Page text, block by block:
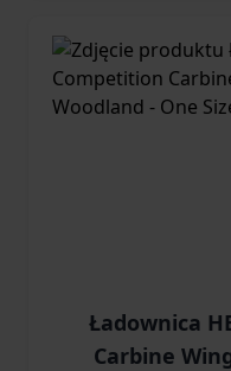
Ładownica
Carbine